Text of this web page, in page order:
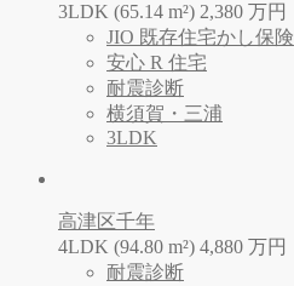
3LDK (65.14 m²) 2,380 万円
JIO 既存住宅かし保険
安心 R 住宅
耐震診断
横須賀・三浦
3LDK
高津区千年
4LDK (94.80 m²) 4,880 万円
耐震診断